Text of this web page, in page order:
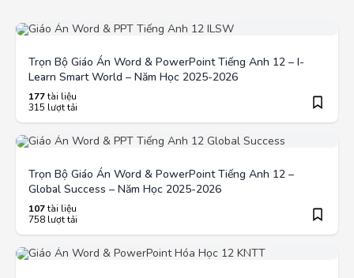
Trọn Bộ Giáo Án Word & PowerPoint Tiếng Anh 12 – I-
Learn Smart World – Năm Học 2025-2026
177tài liệu
315 lượt tải
Trọn Bộ Giáo Án Word & PowerPoint Tiếng Anh 12 –
Global Success – Năm Học 2025-2026
107tài liệu
758 lượt tải